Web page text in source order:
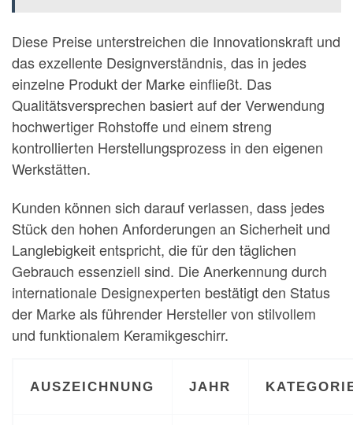
Diese Preise unterstreichen die Innovationskraft und
das exzellente Designverständnis, das in jedes
einzelne Produkt der Marke einfließt. Das
Qualitätsversprechen basiert auf der Verwendung
hochwertiger Rohstoffe und einem streng
kontrollierten Herstellungsprozess in den eigenen
Werkstätten.
Kunden können sich darauf verlassen, dass jedes
Stück den hohen Anforderungen an Sicherheit und
Langlebigkeit entspricht, die für den täglichen
Gebrauch essenziell sind. Die Anerkennung durch
internationale Designexperten bestätigt den Status
der Marke als führender Hersteller von stilvollem
und funktionalem Keramikgeschirr.
AUSZEICHNUNG JAHR